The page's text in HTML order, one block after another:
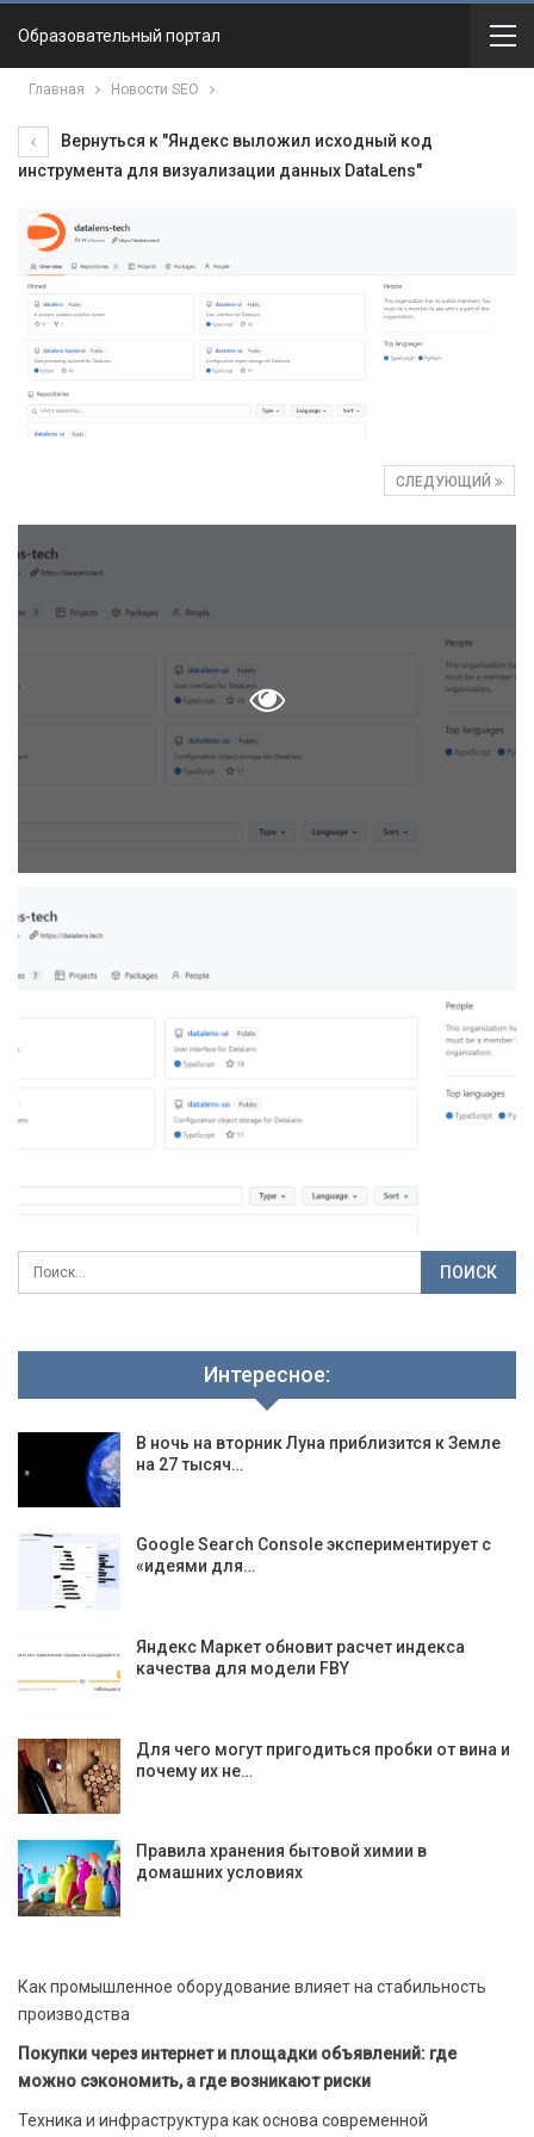
Образовательный портал
Главная Новости SEO
Вернуться к "Яндекс выложил исходный код
инструмента для визуализации данных DataLens"
СЛЕДУЮЩИЙ
Интересное:
В ночь на вторник Луна приблизится к Земле
на 27 тысяч…
Google Search Console экспериментирует с
«идеями для…
Яндекс Маркет обновит расчет индекса
качества для модели FBY
Для чего могут пригодиться пробки от вина и
почему их не…
Правила хранения бытовой химии в
домашних условиях
Как промышленное оборудование влияет на стабильность
производства
Покупки через интернет и площадки объявлений: где
можно сэкономить, а где возникают риски
Техника и инфраструктура как основа современной